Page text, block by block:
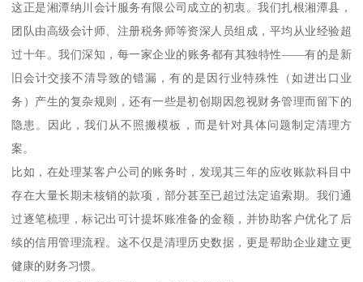
这正是湘潭纳川会计服务有限公司成立的初衷。我们扎根湘潭县，
团队由高级会计师、注册税务师等资深人员组成，平均从业经验超
过十年。我们深知，每一家企业的账务都有其独特性——有的是新
旧会计交接不清导致的错漏，有的是因行业特殊性（如进出口业
务）产生的复杂规则，还有一些是初创期因忽视财务管理而留下的
隐患。因此，我们从不照搬模板，而是针对具体问题制定清理方
案。
比如，在处理某客户公司的账务时，发现其三年的应收账款科目中
存在大量长期未核销的款项，部分甚至已超过法定追索期。我们通
过逐笔梳理，标记出可计提坏账准备的金额，并协助客户优化了后
续的信用管理流程。这不仅是清理历史数据，更是帮助企业建立更
健康的财务习惯。